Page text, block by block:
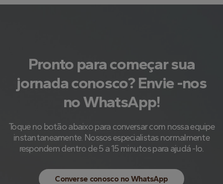
Pronto para começar sua
jornada conosco? Envie -nos
no WhatsApp!
Toque no botão abaixo para conversar com nossa equipe
instantaneamente. Nossos especialistas normalmente
respondem dentro de 5 a 15 minutos para ajudá -lo.
Converse conosco no WhatsApp